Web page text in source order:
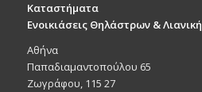
Καταστήματα
Ενοικιάσεις Θηλάστρων & Λιανική
Αθήνα
Παπαδιαμαντοπούλου 65
Ζωγράφου, 115 27